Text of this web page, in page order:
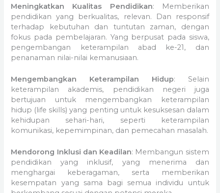
Meningkatkan Kualitas Pendidikan: Memberikan
pendidikan yang berkualitas, relevan. Dan responsif
terhadap kebutuhan dan tuntutan zaman, dengan
fokus pada pembelajaran. Yang berpusat pada siswa,
pengembangan keterampilan abad ke-21, dan
penanaman nilai-nilai kemanusiaan.
Mengembangkan Keterampilan Hidup: Selain
keterampilan akademis, pendidikan negeri juga
bertujuan untuk mengembangkan keterampilan
hidup (life skills) yang penting untuk kesuksesan dalam
kehidupan sehari-hari, seperti keterampilan
komunikasi, kepemimpinan, dan pemecahan masalah.
Mendorong Inklusi dan Keadilan: Membangun sistem
pendidikan yang inklusif, yang menerima dan
menghargai keberagaman, serta memberikan
kesempatan yang sama bagi semua individu untuk